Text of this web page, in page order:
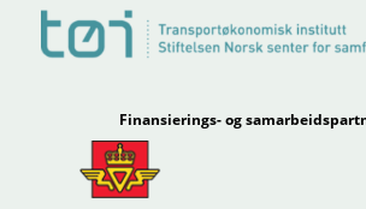
Finansierings- og